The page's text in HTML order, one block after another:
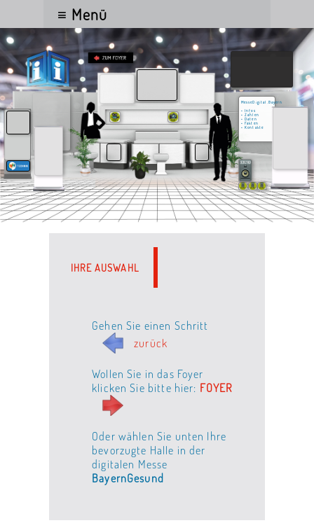
≡ Menü
MesseDigital.Bayern
• Infos
• Zahlen
• Daten
• Fakten
• Kontakte
IHRE AUSWAHL
Gehen Sie einen Schritt
zurück
Wollen Sie in das Foyer
klicken Sie bitte hier: FOYER
Oder wählen Sie unten Ihre
bevorzugte Halle in der
digitalen Messe
BayernGesund